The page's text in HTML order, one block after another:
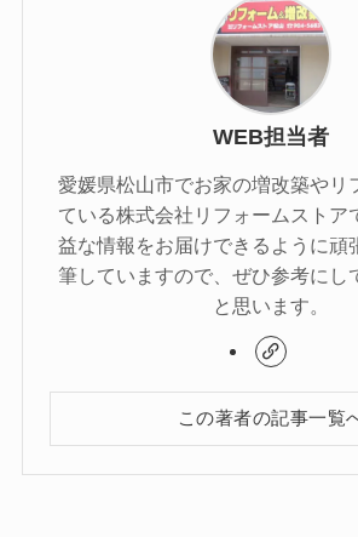
WEB担当者
愛媛県松山市でお家の増改築やリ
ている株式会社リフォームストア
益な情報をお届けできるように頑
筆していますので、ぜひ参考にし
と思います。
この著者の記事一覧